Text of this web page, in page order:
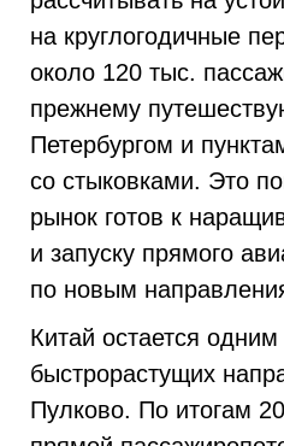
на круглогодичные
около 120 тыс.
прежнему
Петербургом и
со стыковками. Это
рынок готов к
и запуску прямого
по новым
Китай остается
быстрорастущих
Пулково. По итогам